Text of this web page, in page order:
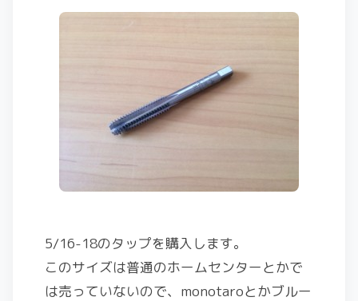
5/16-18のタップを購入します。
このサイズは普通のホームセンターとかで
は売っていないので、monotaroとかブルー